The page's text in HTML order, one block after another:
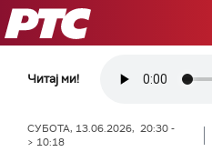
РТС
Читај ми!
СУБОТА, 13.06.2026, 20:30 -
> 10:18